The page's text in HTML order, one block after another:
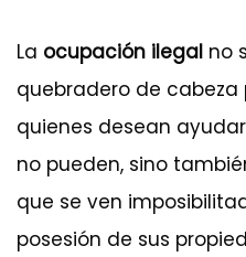
La ocupación ilegal no
quebradero de
quienes desean
no pueden, sino
que se ven
posesión de sus